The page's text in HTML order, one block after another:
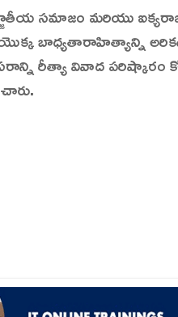
సమాజం మరియు
బాధ్యతారాహిత్యాన్ని
రీత్యా వివాద